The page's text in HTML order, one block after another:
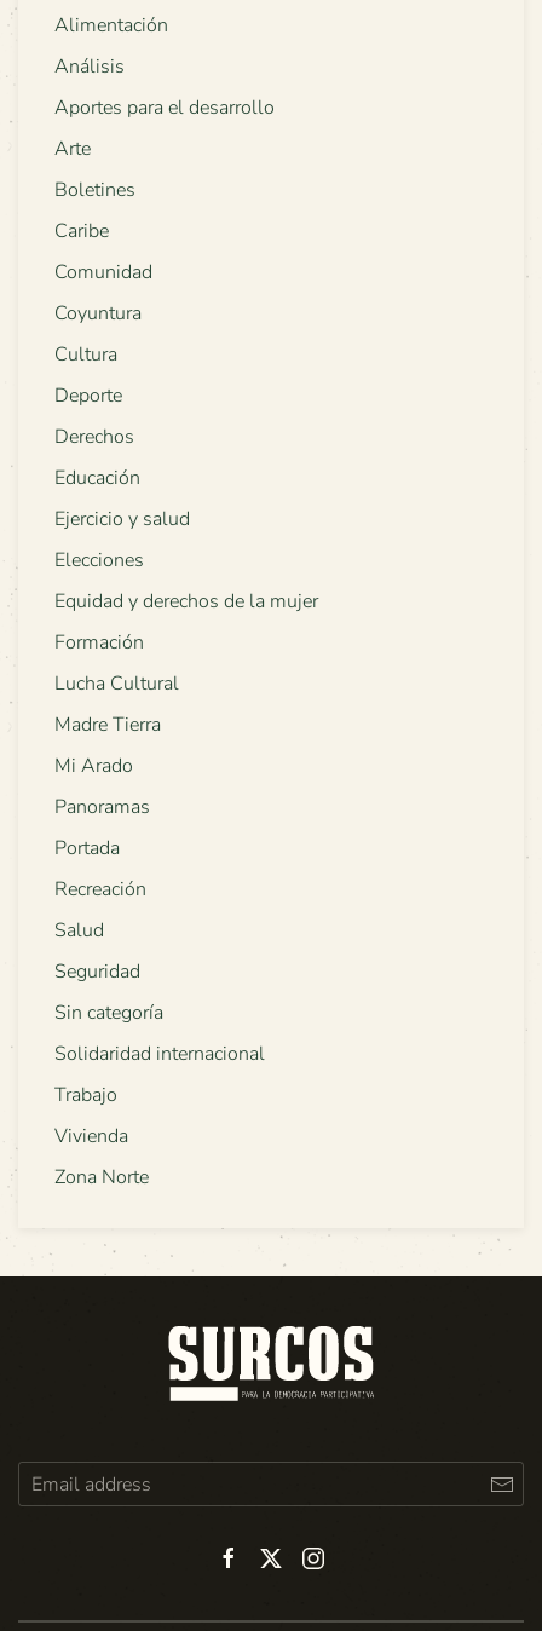
Alimentación
Análisis
Aportes para el desarrollo
Arte
Boletines
Caribe
Comunidad
Coyuntura
Cultura
Deporte
Derechos
Educación
Ejercicio y salud
Elecciones
Equidad y derechos de la mujer
Formación
Lucha Cultural
Madre Tierra
Mi Arado
Panoramas
Portada
Recreación
Salud
Seguridad
Sin categoría
Solidaridad internacional
Trabajo
Vivienda
Zona Norte